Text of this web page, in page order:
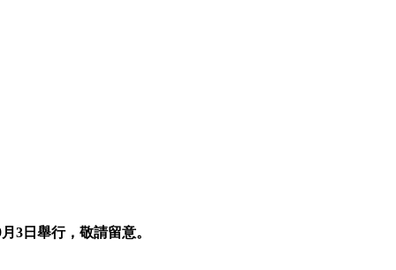
3日舉行，敬請留意。